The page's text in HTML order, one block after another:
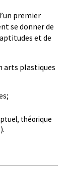
premier
se donner de
et de
arts plastiques
théorique